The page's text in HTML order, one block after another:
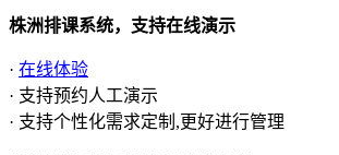
株洲排课系统，支持在线演示
· 在线体验
· 支持预约人工演示
· 支持个性化需求定制,更好进行管理